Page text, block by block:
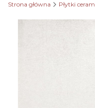
Strona główna Płytki